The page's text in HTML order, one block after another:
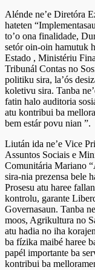
Alénde ne’e Diretóra
hateten
to’o ona finalidade,
setór oin-oin hamutuk
Estado , Ministériu
Tribunál Contas no
politiku sira, la’ós
koletivu sira. Tanba
fatin halo auditoria
atu kontribui ba
bem estár povu nian ”.
Liután ida ne’e Vice
Assuntos Sociais e
Comunitária Mariano
sira-nia prezensa bele
Prosesu atu haree
kontrolu, garante
Governasaun. Tanba
moos, Agrikultura no
atu hadia no iha
ba fízika maibé haree
papél importante ba
kontribui ba